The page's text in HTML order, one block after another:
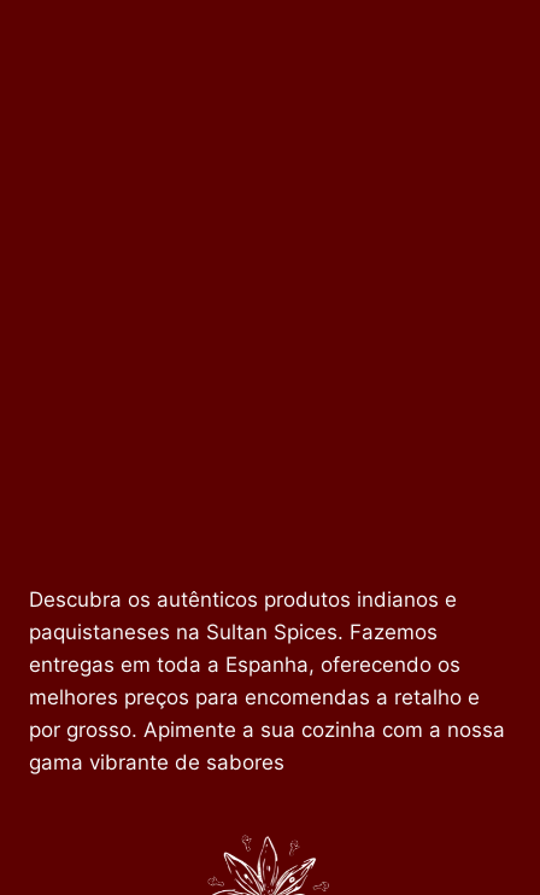
Descubra os autênticos produtos indianos e
paquistaneses na Sultan Spices. Fazemos
entregas em toda a Espanha, oferecendo os
melhores preços para encomendas a retalho e
por grosso. Apimente a sua cozinha com a nossa
gama vibrante de sabores